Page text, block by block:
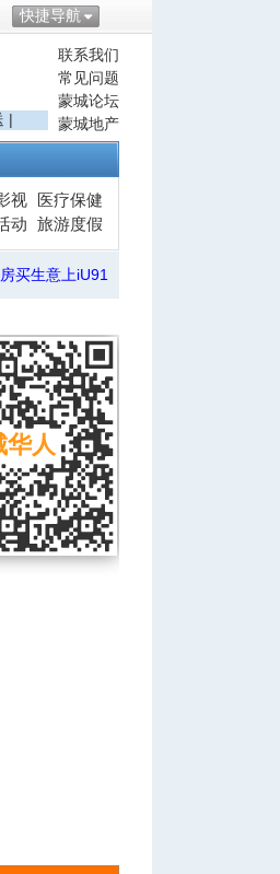
快捷导航
联系我们
常见问题
蒙城论坛
蒙城地产
|
视
医疗保健
动 旅游度假
买生意上iU91